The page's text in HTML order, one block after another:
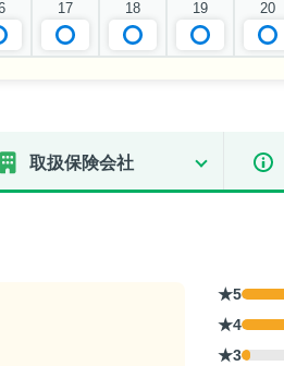
17 18 19 20
取扱保険会社
★5
★4
★3